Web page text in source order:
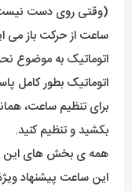
(وقتی روی دست نیست
ساعت از حرکت باز می
اتوماتیک به موضوع
اتوماتیک بطور کامل
برای تنظیم ساعت،
بکشید و تنظیم کنید.
همه ی بخش های این
این ساعت پیشنهاد